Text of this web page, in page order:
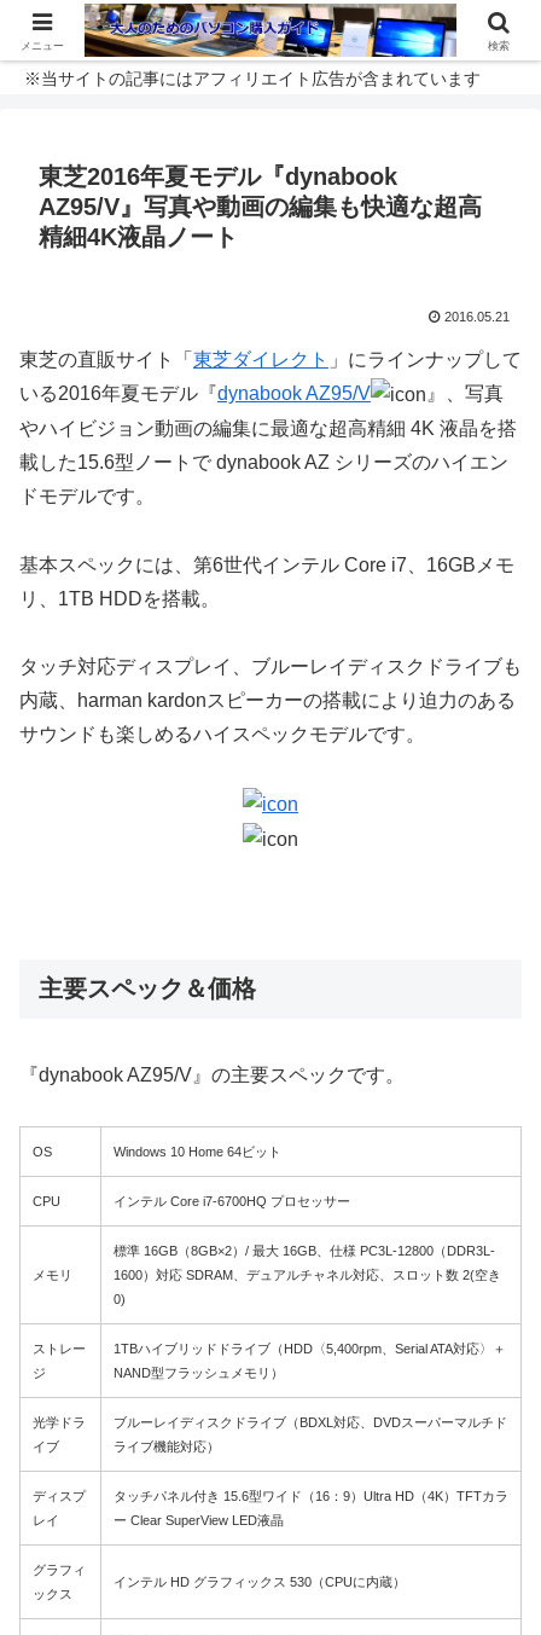
※当サイトの記事にはアフィリエイト広告が含まれています
東芝2016年夏モデル『dynabook
AZ95/V』写真や動画の編集も快適な超高
精細4K液晶ノート
2016.05.21
東芝の直販サイト「 東芝ダイレクト 」にラインナップして
いる2016年夏モデル『dynabook AZ95/V
』、写真
やハイビジョン動画の編集に最適な超高精細 4K 液晶を搭
載した15.6型ノートで dynabook AZ シリーズのハイエン
ドモデルです。
基本スペックには、第6世代インテル Core i7、16GBメモ
リ、1TB HDDを搭載。
タッチ対応ディスプレイ、ブルーレイディスクドライブも
内蔵、harman kardonスピーカーの搭載により迫力のある
サウンドも楽しめるハイスペックモデルです。
主要スペック＆価格
『dynabook AZ95/V』の主要スペックです。
OS Windows 10 Home 64ビット
CPU インテル Core i7-6700HQ プロセッサー
メモリ
標準 16GB（8GB×2）/ 最大 16GB、仕様 PC3L-12800（DDR3L-
1600）対応 SDRAM、デュアルチャネル対応、スロット数 2(空き
0)
ストレー
ジ
1TBハイブリッドドライブ（HDD〈5,400rpm、Serial ATA対応〉＋
NAND型フラッシュメモリ）
光学ドラ
イブ
ブルーレイディスクドライブ（BDXL対応、DVDスーパーマルチド
ライブ機能対応）
ディスプ
レイ
タッチパネル付き 15.6型ワイド（16：9）Ultra HD（4K）TFTカラ
ー Clear SuperView LED液晶
グラフィ
ックス
インテル HD グラフィックス 530（CPUに内蔵）
メニュー 検索